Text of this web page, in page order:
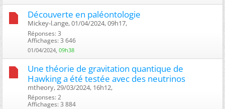
Découverte en paléontologie
Mickey-l.ange, 01/04/2024, 09h17, ‎
Réponses: 3
Affichages: 3 646
01/04/2024, 09h38
Une théorie de gravitation quantique de
Hawking a été testée avec des neutrinos
mtheory, 29/03/2024, 16h12, ‎
Réponses: 2
Affichages: 3 884